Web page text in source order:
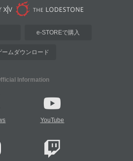
e-STOREで購入
ームダウンロード
Information
YouTube